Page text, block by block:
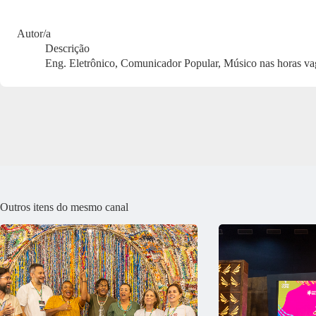
Autor/a
Descrição
Eng. Eletrônico, Comunicador Popular, Músico nas horas
Outros itens do mesmo canal